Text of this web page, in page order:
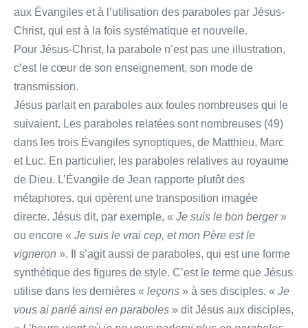
aux Évangiles et à l’utilisation des paraboles par Jésus-
Christ, qui est à la fois systématique et nouvelle.
Pour Jésus-Christ, la parabole n’est pas une illustration,
c’est le cœur de son enseignement, son mode de
transmission.
Jésus parlait en paraboles aux foules nombreuses qui le
suivaient. Les paraboles relatées sont nombreuses (49)
dans les trois Évangiles synoptiques, de Matthieu, Marc
et Luc. En particulier, les paraboles relatives au royaume
de Dieu. L’Évangile de Jean rapporte plutôt des
métaphores, qui opèrent une transposition imagée
directe. Jésus dit, par exemple, « Je suis le bon berger»
ou encore « Je suis le vrai cep, et mon Père est le
vigneron ». Il s’agit aussi de paraboles, qui est une forme
synthétique des figures de style. C’est le terme que Jésus
utilise dans les dernières « leçons » à ses disciples. « Je
vous ai parlé ainsi en paraboles » dit Jésus aux disciples,